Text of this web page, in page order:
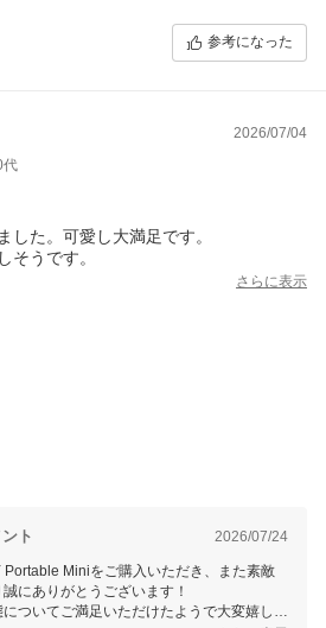
参考になった
2026/07/04
代
した。可愛し大満足です。
そうです。
さらに表示
ト 2026/07/24
Portable Miniをご購入いただき、また素敵
にありがとうございます！
ついてご満足いただけたようで大変嬉しく